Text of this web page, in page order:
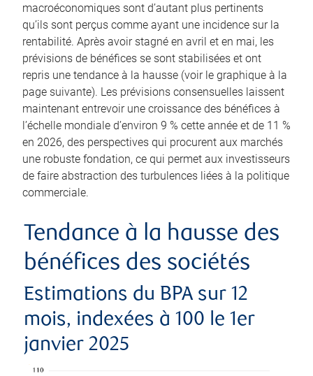
macroéconomiques sont d’autant plus pertinents
qu’ils sont perçus comme ayant une incidence sur la
rentabilité. Après avoir stagné en avril et en mai, les
prévisions de bénéfices se sont stabilisées et ont
repris une tendance à la hausse (voir le graphique à la
page suivante). Les prévisions consensuelles laissent
maintenant entrevoir une croissance des bénéfices à
l’échelle mondiale d’environ 9 % cette année et de 11 %
en 2026, des perspectives qui procurent aux marchés
une robuste fondation, ce qui permet aux investisseurs
de faire abstraction des turbulences liées à la politique
commerciale.
Tendance à la hausse des
bénéfices des sociétés
Estimations du BPA sur 12
mois, indexées à 100 le 1er
janvier 2025